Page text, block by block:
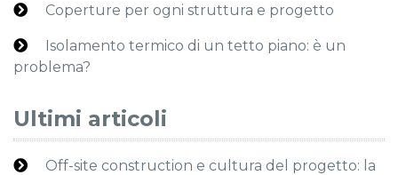
Coperture per ogni struttura e progetto
Isolamento termico di un tetto piano: è un
problema?
Ultimi articoli
Off-site construction e cultura del progetto: la